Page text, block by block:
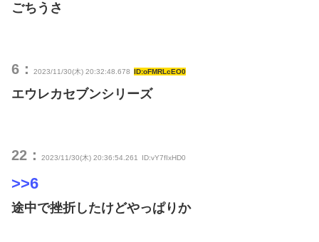
ごちうさ
6： 2023/11/30(木) 20:32:48.678 ID:oFMRLcEO0
エウレカセブンシリーズ
22： 2023/11/30(木) 20:36:54.261 ID:vY7fIxHD0
>>6
途中で挫折したけどやっぱりか